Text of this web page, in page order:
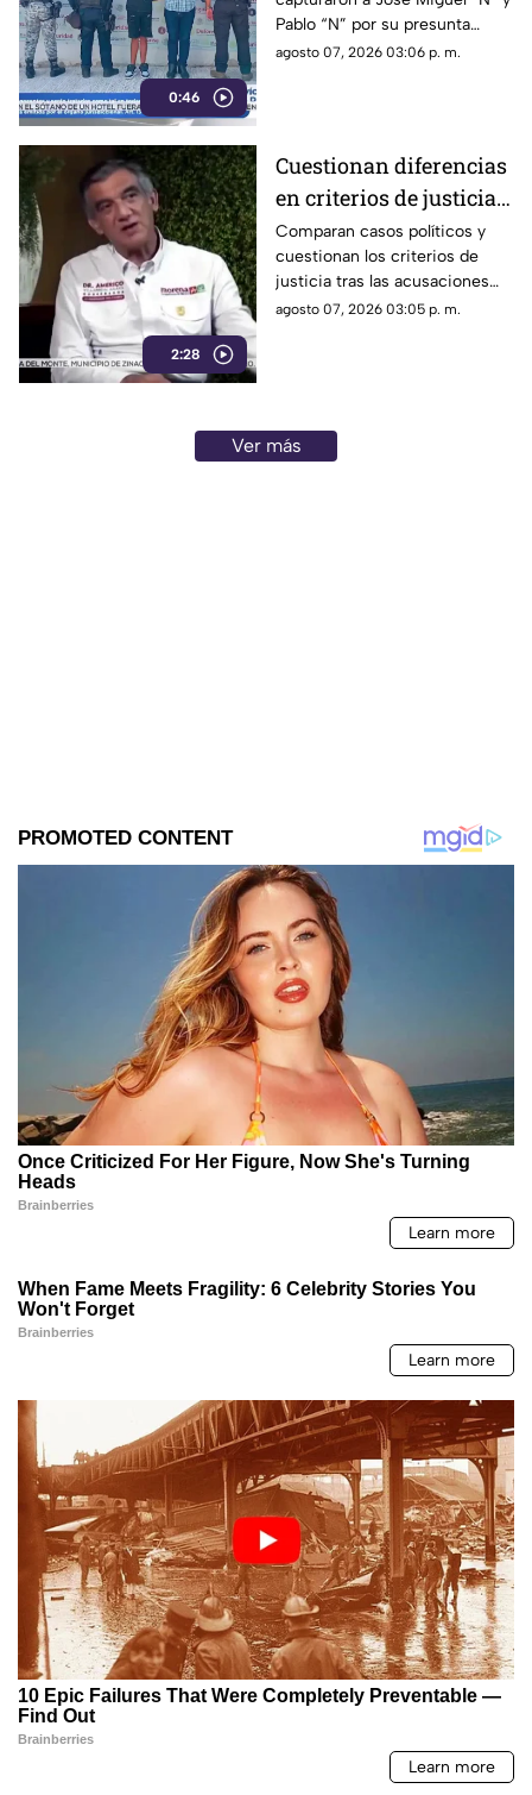
0:46
Pablo “N” por su presunta
responsabilidad en el
agosto 07, 2026 03:06 p. m.
2:28
Cuestionan diferencias
en criterios de justicia
por casos políticos en
Guerrero y Sinaloa
Comparan casos políticos y
cuestionan los criterios de
justicia tras las acusaciones
contra exfuncionarios de
agosto 07, 2026 03:05 p. m.
Ver más